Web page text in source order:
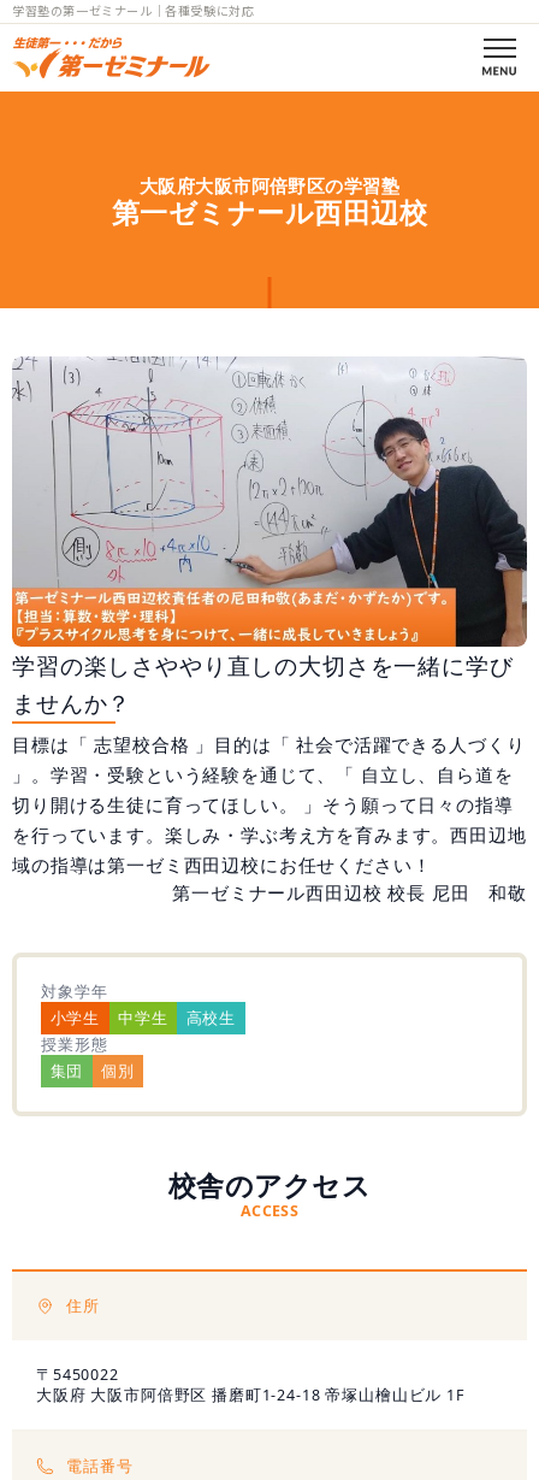
学習塾の第一ゼミナール｜各種受験に対応
コース案内
高校部一覧
個別指導
小中高
教室一覧
大阪府 兵庫県 和歌山県 広島県
合格実績
受験情報
初めての塾選び
よくあるご質問
0120-4119-01
大阪府大阪市阿倍野区の学習塾
第一ゼミナール西田辺校
学習の楽しさややり直しの大切さを一緒に学び
ませんか？
目標は「 志望校合格 」目的は「 社会で活躍できる人づくり
」。学習・受験という経験を通じて、「 自立し、自ら道を
切り開ける生徒に育ってほしい。 」そう願って日々の指導
を行っています。楽しみ・学ぶ考え方を育みます。西田辺地
域の指導は第一ゼミ西田辺校にお任せください！
第一ゼミナール西田辺校 校長 尼田 和敬
対象学年
小学生
中学生
高校生
授業形態
集団
個別
校舎のアクセス
ACCESS
住所
〒5450022
大阪府 大阪市阿倍野区 播磨町1-24-18 帝塚山檜山ビル 1F
電話番号